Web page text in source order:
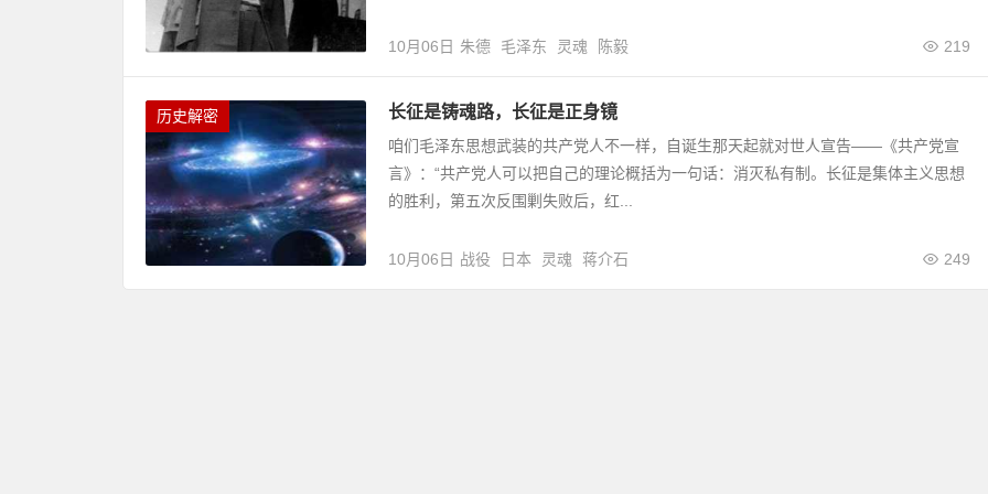
10月06日 219
朱德 毛泽东 灵魂 陈毅
历史解密 长征是铸魂路，长征是正身镜
咱们毛泽东思想武装的共产党人不一样，自诞生那天起就对世人宣告——《共产党宣
言》：“共产党人可以把自己的理论概括为一句话：消灭私有制。长征是集体主义思想
的胜利，第五次反围剿失败后，红...
10月06日 249
战役 日本 灵魂 蒋介石